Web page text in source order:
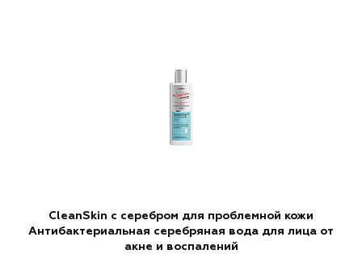
CleanSkin с серебром для проблемной кожи
Антибактериальная серебряная вода для лица от
акне и воспалений